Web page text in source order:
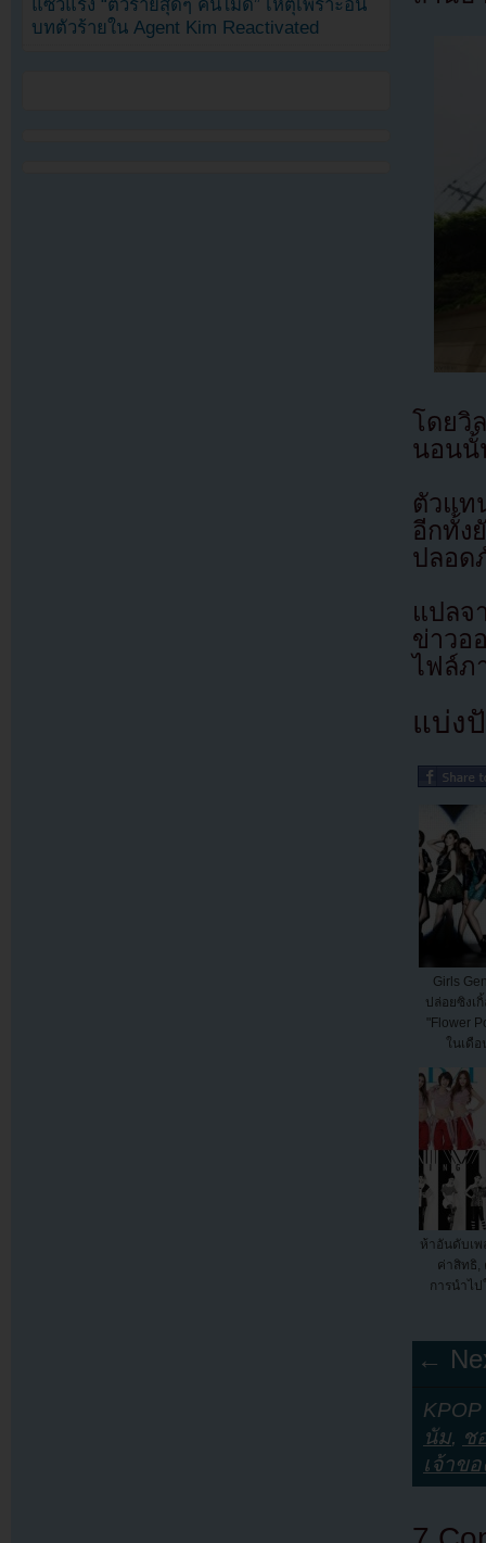
โดยวิ
นอนนั้
ตัวแท
อีกทั้ง
ปลอด
แปลจ
ข่าว
ไฟล์ภ
แบ่ง
Girls
ปล่อยซิงเ
"Flower
ในเดื
ห้าอันดับเพ
ค่าสิทธิ,
การนำไ
←
นัม, ช
เจ้าขอ
แซวแรง “ตัวร้ายสุดๆ คนไม่ดี” เหตุเพราะอิน
บทตัวร้ายใน Agent Kim Reactivated